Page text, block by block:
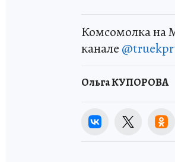
Комсомолка на
канале
Ольга КУПОРОВА